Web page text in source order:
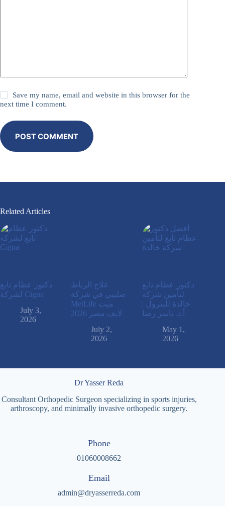
Save my name, email and website in this browser for the
next time I comment.
POST COMMENT
Related Articles
دكتور عظام تابع
لشركة Cigna
July 3,
2026
علاج الرباط
صليبي في شركة
MetLife ميت
لايف مصر 2026
July 2,
2026
دكتور عظام تابع
لتأمين شركة
خالدة للبترول |
أ.د. ياسر رضا
May 1,
2026
Dr Yasser Reda
Consultant Orthopedic Surgeon specializing in sports injuries,
arthroscopy, and minimally invasive orthopedic surgery.
Phone
01060008662
Email
admin@dryasserreda.com